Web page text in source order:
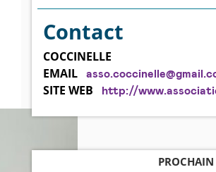
Contact
COCCINELLE
EMAIL
SITE WEB http://